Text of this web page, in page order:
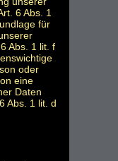
6 Abs. 1
für
Abs. 1 lit. f
oder
eine
Daten
Abs. 1 lit. d